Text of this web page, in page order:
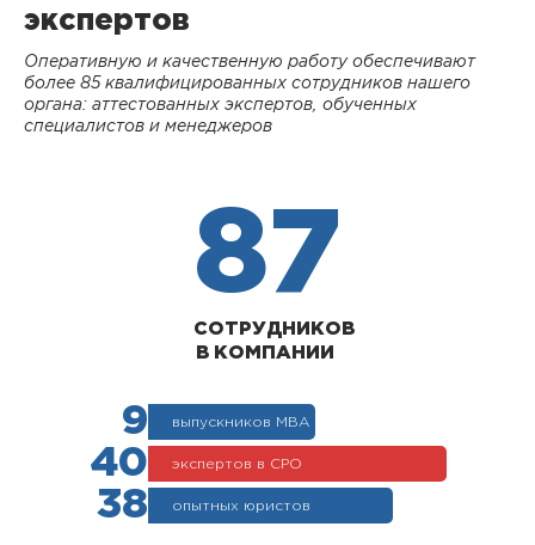
экспертов
Оперативную и качественную работу обеспечивают
более 85 квалифицированных сотрудников нашего
органа: аттестованных экспертов, обученных
специалистов и менеджеров
87
СОТРУДНИКОВ
В КОМПАНИИ
9 выпускников МВА
40 экспертов в СРО
38 опытных юристов